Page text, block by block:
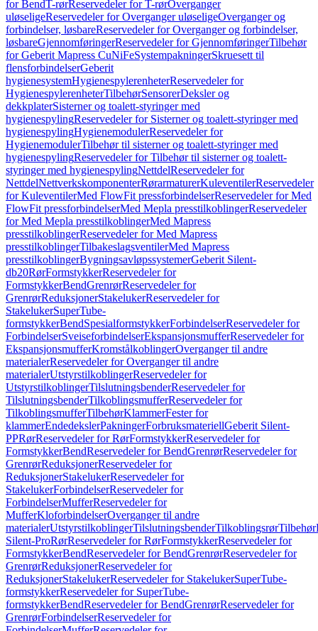
for BendT-rørReservedeler for T-rørOverganger
uløseligeReservedeler for Overganger uløseligeOverganger og
forbindelser, løsbareReservedeler for Overganger og forbindelser,
løsbareGjennomføringerReservedeler for GjennomføringerTilbehør
for Geberit Mapress CuNiFeSystempakningerSkruesett til
flensforbindelserGeberit
hygienesystemHygienespylerenheterReservedeler for
HygienespylerenheterTilbehørSensorerDeksler og
dekkplaterSisterner og toalett-styringer med
hygienespylingReservedeler for Sisterner og toalett-styringer med
hygienespylingHygienemodulerReservedeler for
HygienemodulerTilbehør til sisterner og toalett-styringer med
hygienespylingReservedeler for Tilbehør til sisterner og toalett-
styringer med hygienespylingNettdelReservedeler for
NettdelNettverkskomponenterRørarmaturerKuleventilerReservedeler
for KuleventilerMed FlowFit pressforbindelserReservedeler for Med
FlowFit pressforbindelserMed Mepla presstilkoblingerReservedeler
for Med Mepla presstilkoblingerMed Mapress
presstilkoblingerReservedeler for Med Mapress
presstilkoblingerTilbakeslagsventilerMed Mapress
presstilkoblingerBygningsavløpssystemerGeberit Silent-
db20RørFormstykkerReservedeler for
FormstykkerBendGrenrørReservedeler for
GrenrørReduksjonerStakelukerReservedeler for
StakelukerSuperTube-
formstykkerBendSpesialformstykkerForbindelserReservedeler for
ForbindelserSveiseforbindelserEkspansjonsmufferReservedeler for
EkspansjonsmufferKromstålkoblingerOverganger til andre
materialerReservedeler for Overganger til andre
materialerUtstyrstilkoblingerReservedeler for
UtstyrstilkoblingerTilslutningsbenderReservedeler for
TilslutningsbenderTilkoblingsmufferReservedeler for
TilkoblingsmufferTilbehørKlammerFester for
klammerEndedekslerPakningerForbruksmateriellGeberit Silent-
PPRørReservedeler for RørFormstykkerReservedeler for
FormstykkerBendReservedeler for BendGrenrørReservedeler for
GrenrørReduksjonerReservedeler for
ReduksjonerStakelukerReservedeler for
StakelukerForbindelserReservedeler for
ForbindelserMufferReservedeler for
MufferKloforbindelserOverganger til andre
materialerUtstyrstilkoblingerTilslutningsbenderTilkoblingsrørTilbehør
Silent-ProRørReservedeler for RørFormstykkerReservedeler for
FormstykkerBendReservedeler for BendGrenrørReservedeler for
GrenrørReduksjonerReservedeler for
ReduksjonerStakelukerReservedeler for StakelukerSuperTube-
formstykkerReservedeler for SuperTube-
formstykkerBendReservedeler for BendGrenrørReservedeler for
GrenrørForbindelserReservedeler for